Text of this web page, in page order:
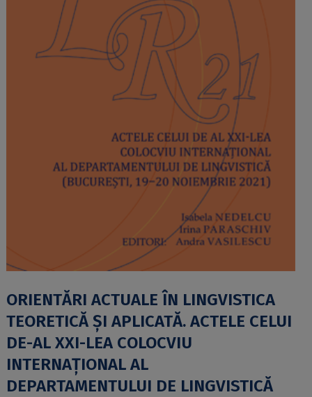
ORIENTĂRI ACTUALE ÎN LINGVISTICA
TEORETICĂ ȘI APLICATĂ. ACTELE CELUI
DE-AL XXI-LEA COLOCVIU
INTERNAȚIONAL AL
DEPARTAMENTULUI DE LINGVISTICĂ